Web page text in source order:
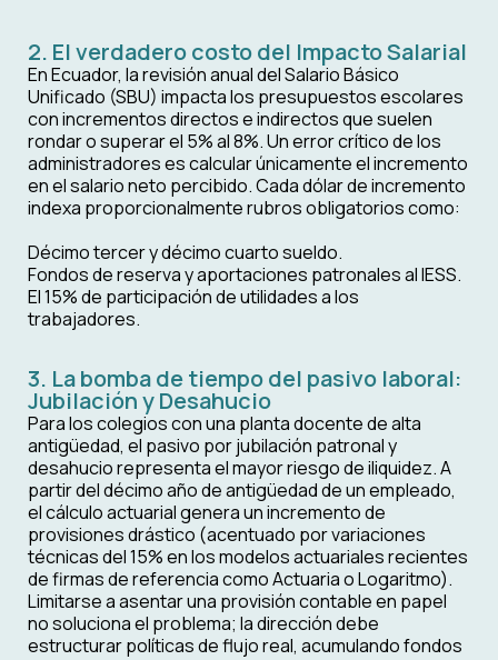
2. El verdadero costo del Impacto Salarial
En Ecuador, la revisión anual del Salario Básico
Unificado (SBU) impacta los presupuestos escolares
con incrementos directos e indirectos que suelen
rondar o superar el 5% al 8%. Un error crítico de los
administradores es calcular únicamente el incremento
en el salario neto percibido. Cada dólar de incremento
indexa proporcionalmente rubros obligatorios como:
Décimo tercer y décimo cuarto sueldo.
Fondos de reserva y aportaciones patronales al IESS.
El 15% de participación de utilidades a los
trabajadores.
3. La bomba de tiempo del pasivo laboral:
Jubilación y Desahucio
Para los colegios con una planta docente de alta
antigüedad, el pasivo por jubilación patronal y
desahucio representa el mayor riesgo de iliquidez. A
partir del décimo año de antigüedad de un empleado,
el cálculo actuarial genera un incremento de
provisiones drástico (acentuado por variaciones
técnicas del 15% en los modelos actuariales recientes
de firmas de referencia como Actuaria o Logaritmo).
Limitarse a asentar una provisión contable en papel
no soluciona el problema; la dirección debe
estructurar políticas de flujo real, acumulando fondos